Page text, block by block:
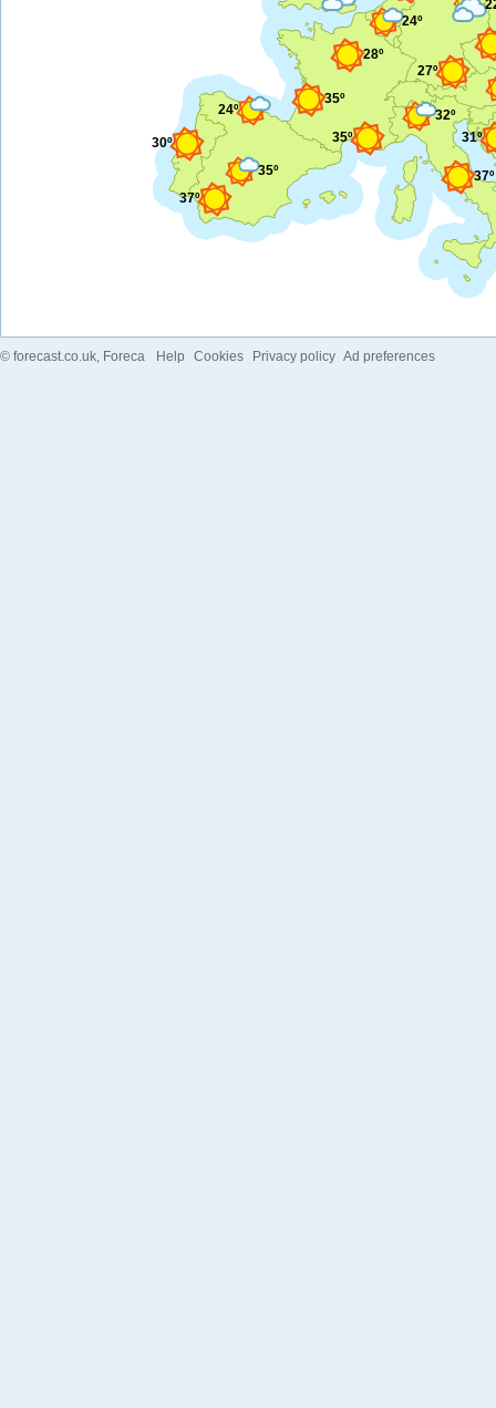
35º
28º
37º
24º
31º
30º
32º
27º
35º
35º
24º
37º
© forecast.co.uk, Foreca Help Cookies Privacy policy Ad preferences